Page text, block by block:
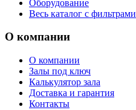
Оборудование
Весь каталог с фильтрами
О компании
О компании
Залы под ключ
Калькулятор зала
Доставка и гарантия
Контакты